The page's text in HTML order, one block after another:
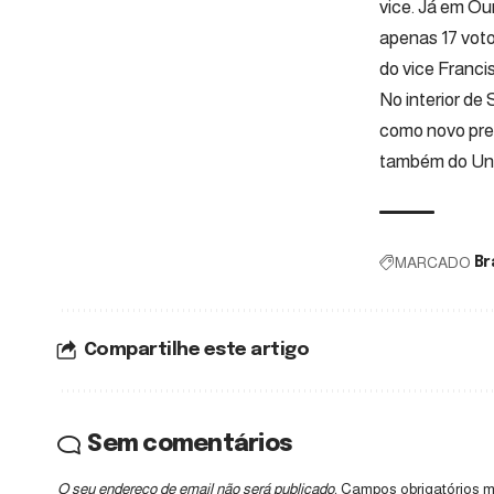
vice. Já em
apenas 17
do vice
No interior de
como novo
também do
MARCADO
Compartilhe este artigo
Sem comentários
O seu endereço de email não será publicado. Campos obrigatórios